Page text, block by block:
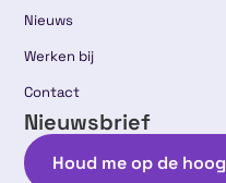
Nieuws
Werken bij
Contact
Nieuwsbrief
Houd me op de